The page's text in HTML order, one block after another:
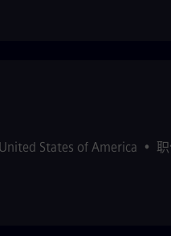
United States of America •